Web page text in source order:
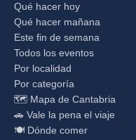
Qué hacer hoy
Qué hacer mañana
Este fin de semana
Todos los eventos
Por localidad
Por categoría
🗺️ Mapa de Cantabria
🚗 Vale la pena el viaje
🍽️ Dónde comer